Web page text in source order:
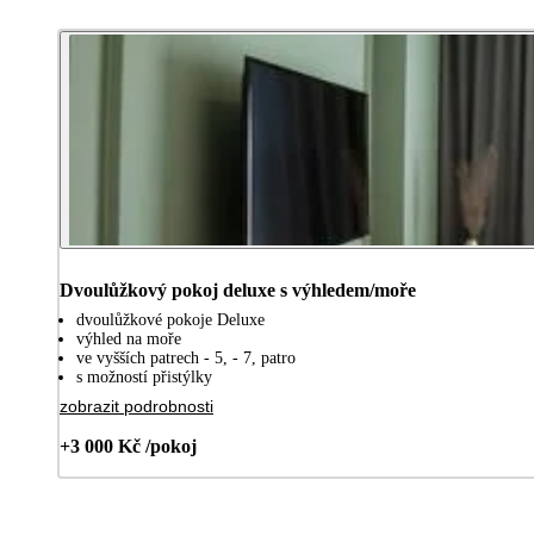
Dvoulůžkový pokoj deluxe s výhledem/moře
dvoulůžkové pokoje Deluxe
výhled na moře
ve vyšších patrech - 5, - 7, patro
s možností přistýlky
zobrazit podrobnosti
+3 000 Kč /pokoj